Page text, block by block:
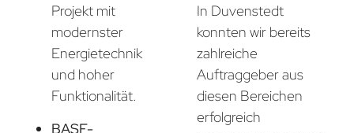
Projekt mit
modernster
Energietechnik
und hoher
Funktionalität.
BASF-
In Duvenstedt
konnten wir bereits
zahlreiche
Auftraggeber aus
diesen Bereichen
erfolgreich